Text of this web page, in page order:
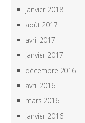
janvier 2018
août 2017
avril 2017
janvier 2017
décembre 2016
avril 2016
mars 2016
janvier 2016